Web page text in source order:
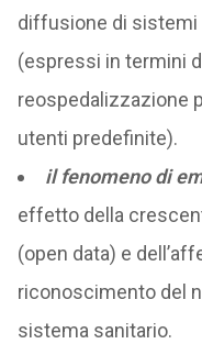
diffusione di sistemi
(espressi in termini
reospedalizzazione
utenti predefinite).
il fenomeno di
effetto della
(open data) e
riconoscimento del
sistema sanitario.